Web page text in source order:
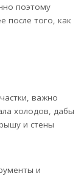
поэтому
после того, как
важно
холодов, дабы
и стены
и